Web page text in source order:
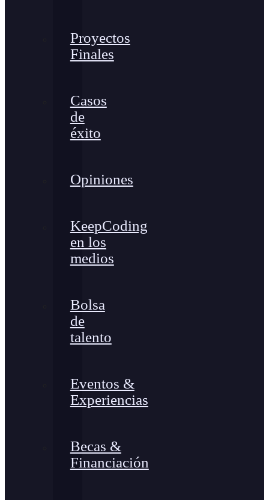
Proyectos
Finales
Casos
de
éxito
Opiniones
KeepCoding
en los
medios
Bolsa
de
talento
Eventos &
Experiencias
Becas &
Financiación